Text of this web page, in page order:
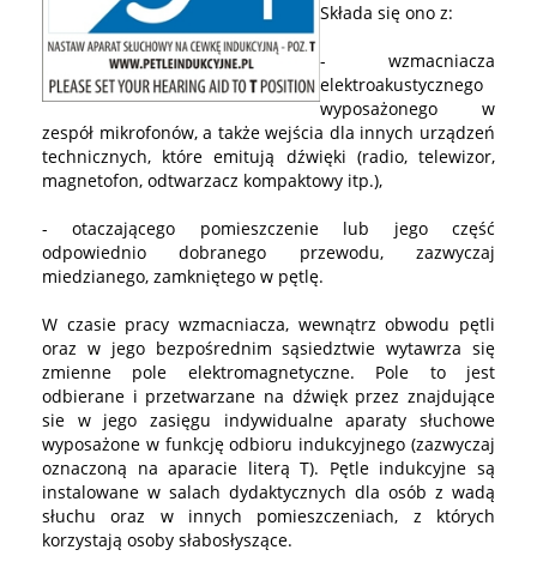
Składa się ono z:
- wzmacniacza
elektroakustycznego
wyposażonego w
zespół mikrofonów, a także wejścia dla innych urządzeń
technicznych, które emitują dźwięki (radio, telewizor,
magnetofon, odtwarzacz kompaktowy itp.),
- otaczającego pomieszczenie lub jego część
odpowiednio dobranego przewodu, zazwyczaj
miedzianego, zamkniętego w pętlę.
W czasie pracy wzmacniacza, wewnątrz obwodu pętli
oraz w jego bezpośrednim sąsiedztwie wytawrza się
zmienne pole elektromagnetyczne. Pole to jest
odbierane i przetwarzane na dźwięk przez znajdujące
sie w jego zasięgu indywidualne aparaty słuchowe
wyposażone w funkcję odbioru indukcyjnego (zazwyczaj
oznaczoną na aparacie literą T). Pętle indukcyjne są
instalowane w salach dydaktycznych dla osób z wadą
słuchu oraz w innych pomieszczeniach, z których
korzystają osoby słabosłyszące.